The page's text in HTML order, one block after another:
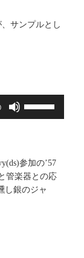
サンプルとし
調
節
に
参加の’57
管楽器との応
し銀のジャ